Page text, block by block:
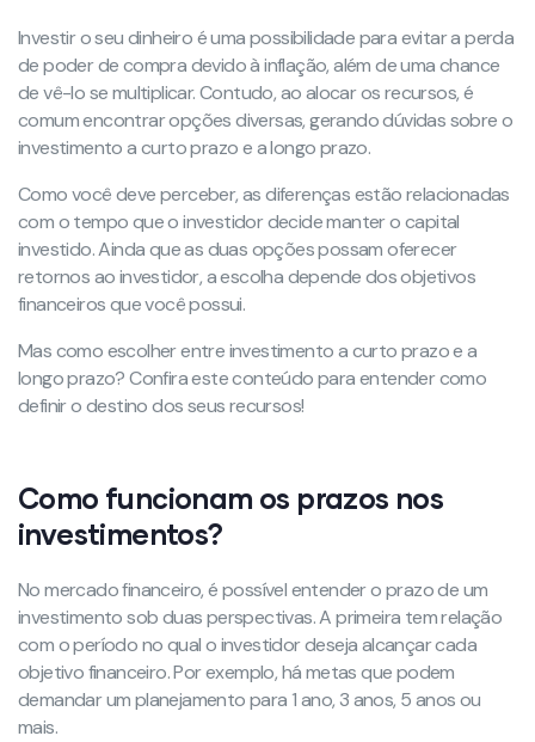
Investir o seu dinheiro é uma possibilidade para evitar a perda
de poder de compra devido à inflação, além de uma chance
de vê-lo se multiplicar. Contudo, ao alocar os recursos, é
comum encontrar opções diversas, gerando dúvidas sobre o
investimento a curto prazo e a longo prazo.
Como você deve perceber, as diferenças estão relacionadas
com o tempo que o investidor decide manter o capital
investido. Ainda que as duas opções possam oferecer
retornos ao investidor, a escolha depende dos objetivos
financeiros que você possui.
Mas como escolher entre investimento a curto prazo e a
longo prazo? Confira este conteúdo para entender como
definir o destino dos seus recursos!
Como funcionam os prazos nos
investimentos?
No mercado financeiro, é possível entender o prazo de um
investimento sob duas perspectivas. A primeira tem relação
com o período no qual o investidor deseja alcançar cada
objetivo financeiro. Por exemplo, há metas que podem
demandar um planejamento para 1 ano, 3 anos, 5 anos ou
mais.